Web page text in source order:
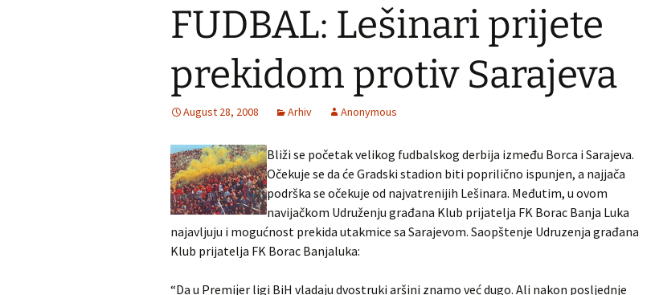
FUDBAL: Lešinari prijete
prekidom protiv Sarajeva
August 28, 2008 Arhiv Anonymous
Bliži se početak velikog fudbalskog derbija između Borca i Sarajeva.
Očekuje se da će Gradski stadion biti poprilično ispunjen, a najjača
podrška se očekuje od najvatrenijih Lešinara. Međutim, u ovom
navijačkom Udruženju građana Klub priјatelja FK Borac Banja Luka
najavljuju i mogućnost prekida utakmice sa Sarajevom. Saopštenje Udruzenja građana
Klub prijatelja FK Borac Banjaluka:
“Da u Premiјer ligi BiH vladaјu dvostruki aršini znamo već dugo. Ali nakon posljednje